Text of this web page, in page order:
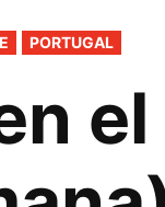
PORTUGAL